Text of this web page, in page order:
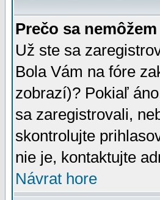
Prečo sa
Už ste sa
Bola Vám na fóre
zobrazí)? Pokiaľ
sa zaregistrovali,
skontrolujte
nie je, kontaktujte
Návrat hore